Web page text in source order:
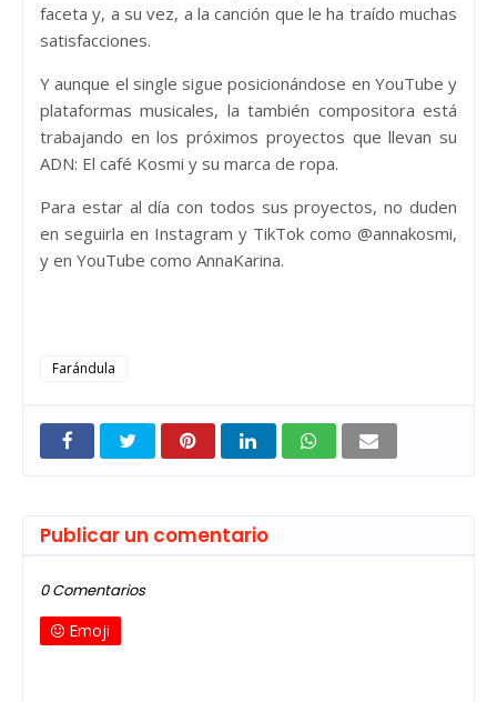
faceta y, a su vez, a la canción que le ha traído muchas
satisfacciones.
Y aunque el single sigue posicionándose en YouTube y
plataformas musicales, la también compositora está
trabajando en los próximos proyectos que llevan su
ADN: El café Kosmi y su marca de ropa.
Para estar al día con todos sus proyectos, no duden
en seguirla en Instagram y TikTok como @annakosmi,
y en YouTube como AnnaKarina.
Farándula
Publicar un comentario
0 Comentarios
Emoji